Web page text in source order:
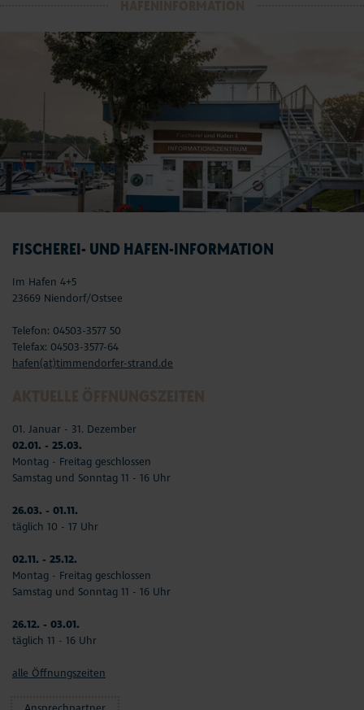
FISCHEREI- UND HAFEN-INFORMATION
Im Hafen 4+5
23669 Niendorf/Ostsee
Telefon: 04503-3577 50
Telefax: 04503-3577-64
hafen(at)timmendorfer-strand.de
01. Januar - 31. Dezember
02.01. - 25.03.
Montag - Freitag geschlossen
Samstag und Sonntag 11 - 16 Uhr
26.03. - 01.11.
täglich 10 - 17 Uhr
02.11. - 25.12.
Montag - Freitag geschlossen
Samstag und Sonntag 11 - 16 Uhr
26.12. - 03.01.
täglich 11 - 16 Uhr
alle Öffnungszeiten